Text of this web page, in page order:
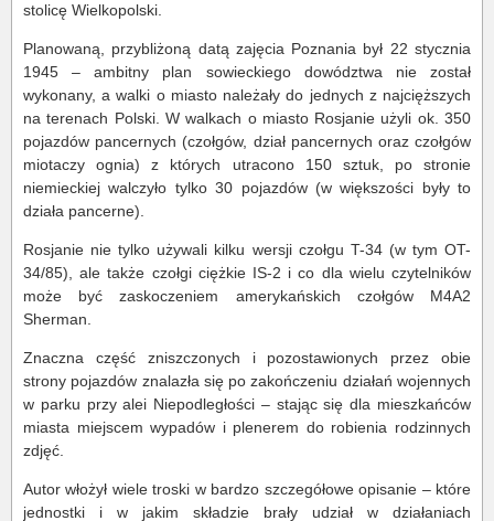
stolicę Wielkopolski.
Planowaną, przybliżoną datą zajęcia Poznania był 22 stycznia
1945 – ambitny plan sowieckiego dowództwa nie został
wykonany, a walki o miasto należały do jednych z najcięższych
na terenach Polski. W walkach o miasto Rosjanie użyli ok. 350
pojazdów pancernych (czołgów, dział pancernych oraz czołgów
miotaczy ognia) z których utracono 150 sztuk, po stronie
niemieckiej walczyło tylko 30 pojazdów (w większości były to
działa pancerne).
Rosjanie nie tylko używali kilku wersji czołgu T-34 (w tym OT-
34/85), ale także czołgi ciężkie IS-2 i co dla wielu czytelników
może być zaskoczeniem amerykańskich czołgów M4A2
Sherman.
Znaczna część zniszczonych i pozostawionych przez obie
strony pojazdów znalazła się po zakończeniu działań wojennych
w parku przy alei Niepodległości – stając się dla mieszkańców
miasta miejscem wypadów i plenerem do robienia rodzinnych
zdjęć.
Autor włożył wiele troski w bardzo szczegółowe opisanie – które
jednostki i w jakim składzie brały udział w działaniach